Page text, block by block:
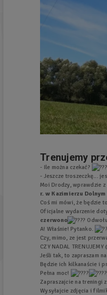
Trenujemy
- Ile można czekać?
- Jeszcze troszeczkę...
Moi Drodzy, wprawdzie z
r. w Kazimierzu Dolnym
Coś mi mówi, że będzie
Oficjalne wydarzenie
czerwono
A! Właśnie! Pytanko.
Czy, mimo, ze jest
CZY NADAL
Jeśli tak, to zapraszam
Będzie ich kilkanaście i
Pełna moc!
Zapraszajcie na treningi
Wysyłajcie zdjęcia i